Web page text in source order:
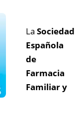
La Sociedad
Española
de
Farmacia
Familiar y